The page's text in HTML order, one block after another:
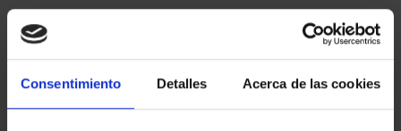
Consentimiento Detalles Acerca de las cookies
ORDENAR POR: